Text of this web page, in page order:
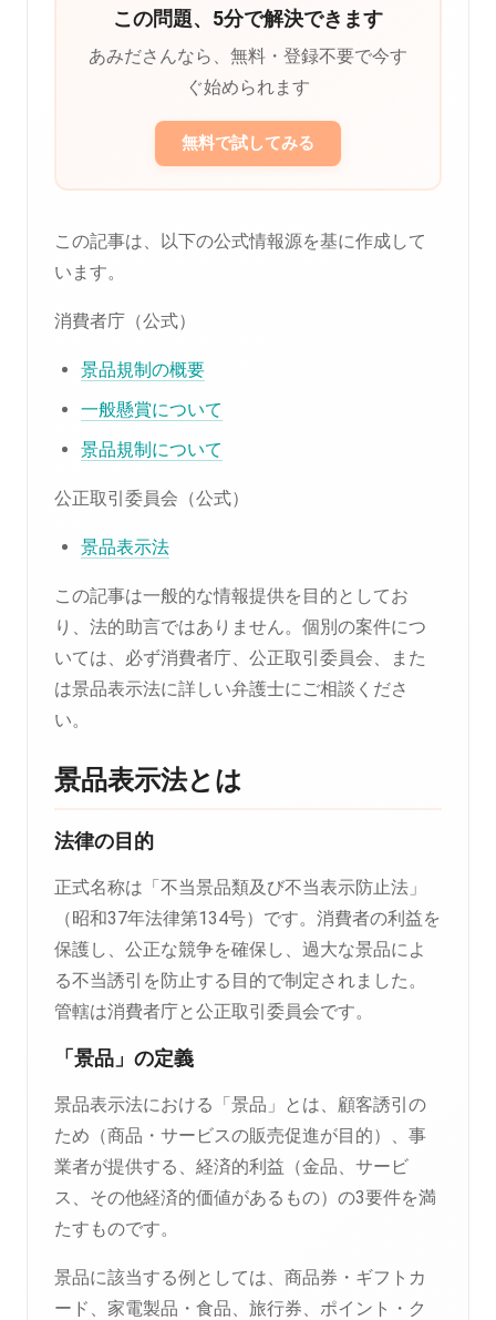
この問題、5分で解決できます
あみださんなら、無料・登録不要で今す
ぐ始められます
無料で試してみる
この記事は、以下の公式情報源を基に作成して
います。
消費者庁（公式）
景品規制の概要
一般懸賞について
景品規制について
公正取引委員会（公式）
景品表示法
この記事は一般的な情報提供を目的としてお
り、法的助言ではありません。個別の案件につ
いては、必ず消費者庁、公正取引委員会、また
は景品表示法に詳しい弁護士にご相談くださ
い。
景品表示法とは
法律の目的
正式名称は「不当景品類及び不当表示防止法」
（昭和37年法律第134号）です。消費者の利益を
保護し、公正な競争を確保し、過大な景品によ
る不当誘引を防止する目的で制定されました。
管轄は消費者庁と公正取引委員会です。
「景品」の定義
景品表示法における「景品」とは、顧客誘引の
ため（商品・サービスの販売促進が目的）、事
業者が提供する、経済的利益（金品、サービ
ス、その他経済的価値があるもの）の3要件を満
たすものです。
景品に該当する例としては、商品券・ギフトカ
ード、家電製品・食品、旅行券、ポイント・ク